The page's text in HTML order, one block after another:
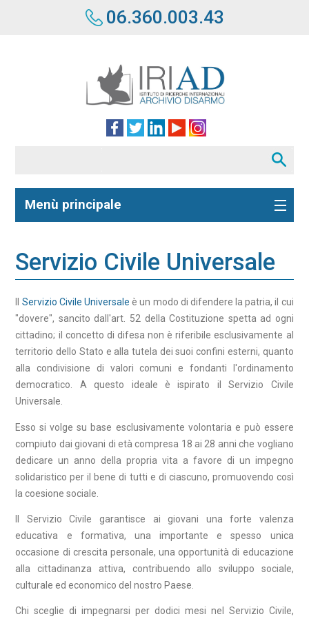
06.360.003.43
Menù principale
Servizio Civile Universale
Servizio Civile Universale è un modo di difendere la patria, il cui
"dovere", sancito dall'art. 52 della Costituzione spetta ad ogni
cittadino; il concetto di difesa non è riferibile esclusivamente al
territorio dello Stato e alla tutela dei suoi confini esterni, quanto
alla condivisione di valori comuni e fondanti l'ordinamento
democratico. A questo ideale è ispirato il Servizio Civile
Universale.
Esso si volge su base esclusivamente volontaria e può essere
compiuto dai giovani di età compresa 18 ai 28 anni che vogliano
dedicare un anno della propria vita a favore di un impegno
solidaristico per il bene di tutti e di ciascuno, promuovendo così
la coesione sociale.
Il Servizio Civile garantisce ai giovani una forte valenza
educativa e formativa, una importante e spesso unica
occasione di crescita personale, una opportunità di educazione
alla cittadinanza attiva, contribuendo allo sviluppo sociale,
culturale ed economico del nostro Paese.
Chi sceglie di impegnarsi per dodici mesi nel Servizio Civile,